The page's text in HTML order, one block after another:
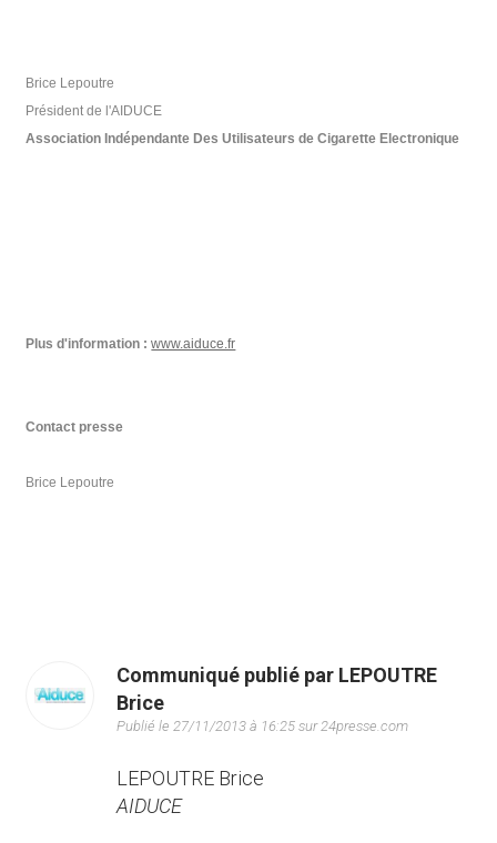
Brice Lepoutre
Président de l'AIDUCE
Association Indépendante Des Utilisateurs de Cigarette Electronique
Plus d'information : www.aiduce.fr
Contact presse
Brice Lepoutre
Communiqué publié par LEPOUTRE
Brice
Publié le 27/11/2013 à 16:25 sur 24presse.com
LEPOUTRE Brice
AIDUCE